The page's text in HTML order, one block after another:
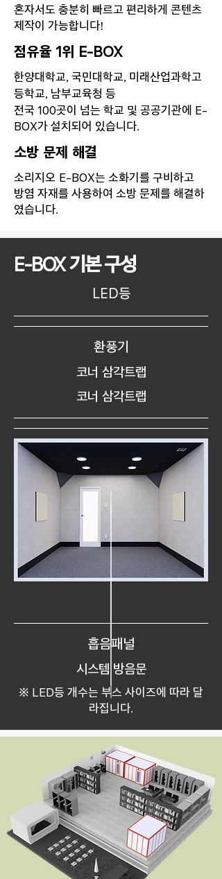
​혼자서도 충분히 빠르고 편리하게 콘텐츠
제작이 가능합니다!
점유율 1위 E-BOX
한양대학교, 국민대학교, 미래산업과학고
등학교, 남부교육청 등
전국 100곳이 넘는 학교 및 공공기관에 E-
BOX가 설치되어 있습니다.
​소방 문제 해결
소리지오 E-BOX는 소화기를 구비하고
방염 자재를 사용하여 소방 문제를 해결하
였습니다.
E-BOX기본 구성
LED등
환풍기
코너 삼각트랩
코너 삼각트랩
흡음패널
시스템 방음문
​※ LED등 개수는 부스 사이즈에 따라 달
라집니다.